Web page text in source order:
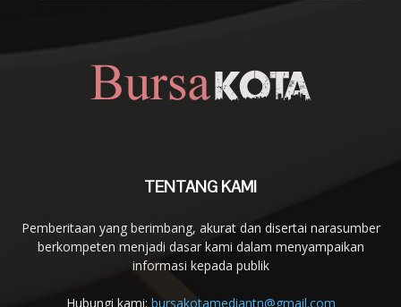
TENTANG KAMI
Pemberitaan yang berimbang, akurat dan disertai narasumber
berkompeten menjadi dasar kami dalam menyampaikan
informasi kepada publik
Hubungi kami: bursakotamediantn@gmail.com